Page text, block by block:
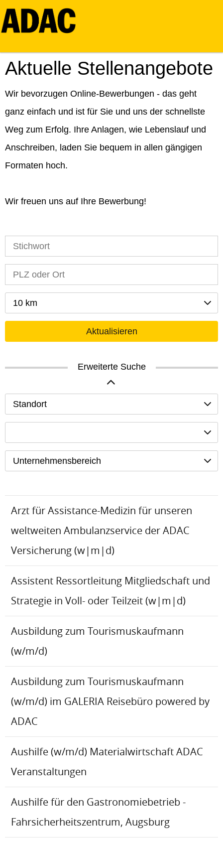
Aktuelle Stellenangebote
Wir bevorzugen Online-Bewerbungen - das geht
ganz einfach und ist für Sie und uns der schnellste
Weg zum Erfolg. Ihre Anlagen, wie Lebenslauf und
Anschreiben, laden Sie bequem in allen gängigen
Formaten hoch.
Wir freuen uns auf Ihre Bewerbung!
10 km
Aktualisieren
Erweiterte Suche
Standort
Unternehmensbereich
Arzt für Assistance-Medizin für unseren
weltweiten Ambulanzservice der ADAC
Versicherung (w|m|d)
Assistent Ressortleitung Mitgliedschaft und
Strategie in Voll- oder Teilzeit (w|m|d)
Ausbildung zum Tourismuskaufmann
(w/m/d)
Ausbildung zum Tourismuskaufmann
(w/m/d) im GALERIA Reisebüro powered by
ADAC
Aushilfe (w/m/d) Materialwirtschaft ADAC
Veranstaltungen
Aushilfe für den Gastronomiebetrieb -
Fahrsicherheitszentrum, Augsburg